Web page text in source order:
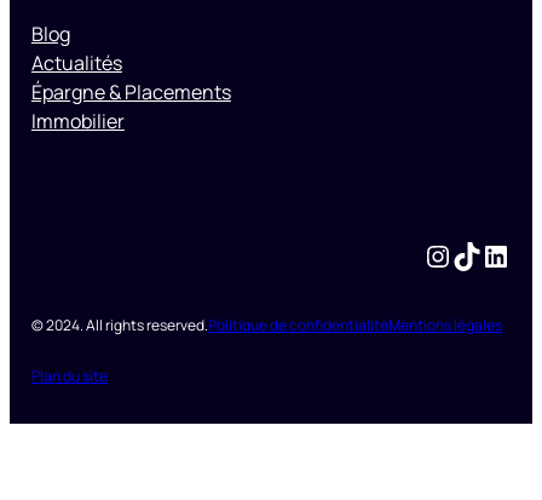
Blog
Actualités
Épargne & Placements
Immobilier
© 2024. All rights reserved.Politique de confidentialitéMentions légales
Plan du site
InstagramTikTok LinkedIn